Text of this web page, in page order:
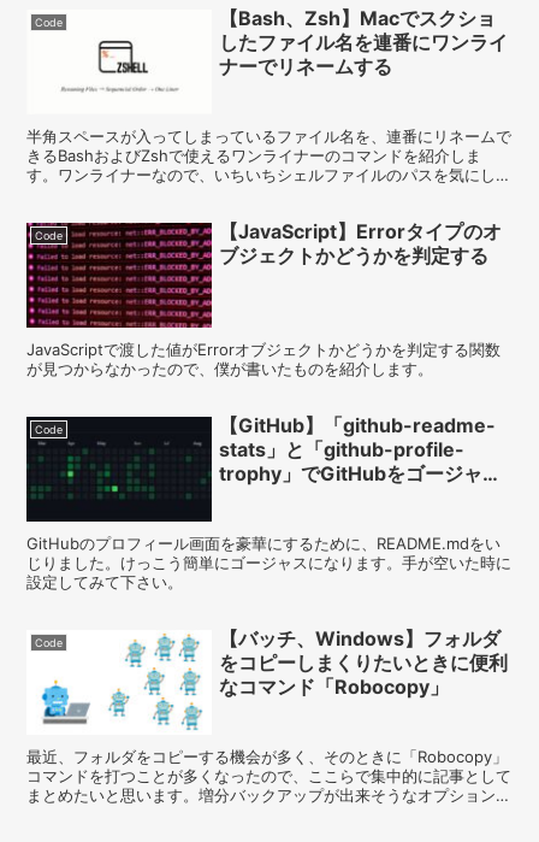
Code
【Bash、Zsh】Macでスクショ
したファイル名を連番にワンライ
ナーでリネームする
半角スペースが入ってしまっているファイル名を、連番にリネームで
きるBashおよびZshで使えるワンライナーのコマンドを紹介しま
す。ワンライナーなので、いちいちシェルファイルのパスを気にした
Code
【JavaScript】Errorタイプのオ
ブジェクトかどうかを判定する
JavaScriptで渡した値がErrorオブジェクトかどうかを判定する関数
が見つからなかったので、僕が書いたものを紹介します。
Code
【GitHub】「github-readme-
stats」と「github-profile-
trophy」でGitHubをゴージャス
GitHubのプロフィール画面を豪華にするために、README.mdをい
じりました。けっこう簡単にゴージャスになります。手が空いた時に
設定してみて下さい。
Code
【バッチ、Windows】フォルダ
をコピーしまくりたいときに便利
なコマンド「Robocopy」
最近、フォルダをコピーする機会が多く、そのときに「Robocopy」
コマンドを打つことが多くなったので、ここらで集中的に記事として
まとめたいと思います。増分バックアップが出来そうなオプションな